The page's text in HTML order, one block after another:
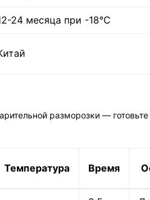
24 месяца при -18°C
разморозки —
Температура Время